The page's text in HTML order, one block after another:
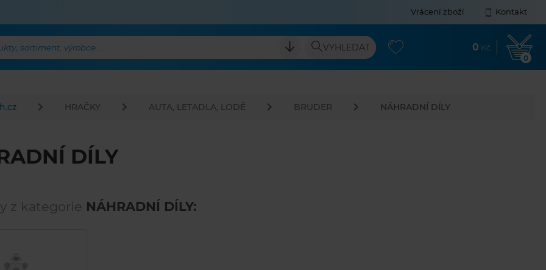
Vrácení zboží Kontakt
sortiment, výrobce ... VYHLEDAT 0 Kč
0
HRAČKY AUTA, LETADLA, LODĚ BRUDER NÁHRADNÍ DÍLY
DÍLY
z kategorie NÁHRADNÍ DÍLY: